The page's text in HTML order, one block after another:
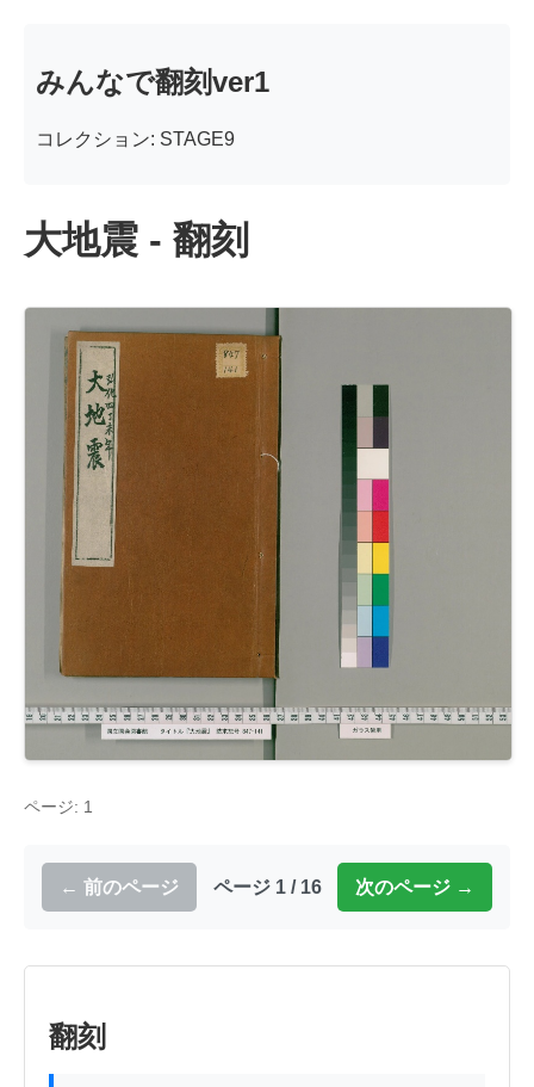
みんなで翻刻ver1
コレクション: STAGE9
大地震 - 翻刻
ページ: 1
← 前のページ ページ 1 / 16 次のページ →
翻刻